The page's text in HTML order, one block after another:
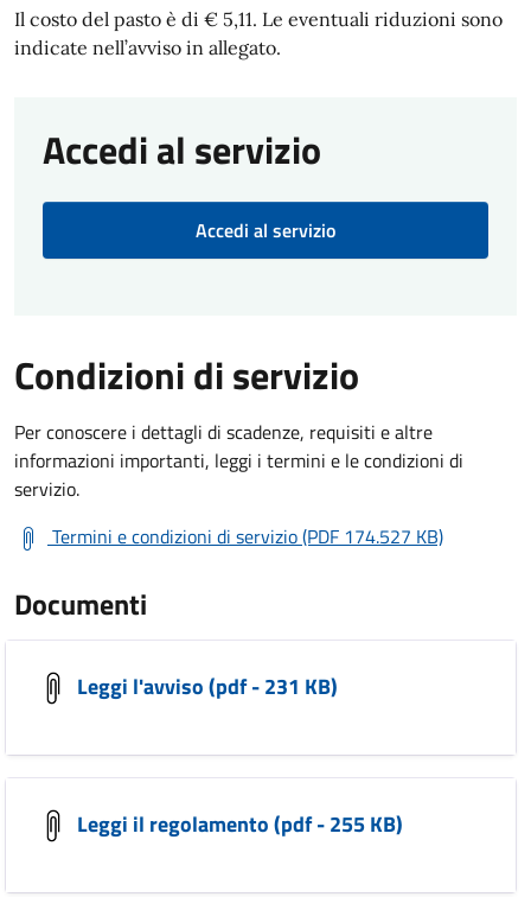
Il costo del pasto è di € 5,11. Le eventuali riduzioni sono
indicate nell’avviso in allegato.
Accedi al servizio
Accedi al servizio
Condizioni di servizio
Per conoscere i dettagli di scadenze, requisiti e altre
informazioni importanti, leggi i termini e le condizioni di
servizio.
Termini e condizioni di servizio (PDF 174.527 KB)
Documenti
Leggi l'avviso (pdf - 231 KB)
Leggi il regolamento (pdf - 255 KB)